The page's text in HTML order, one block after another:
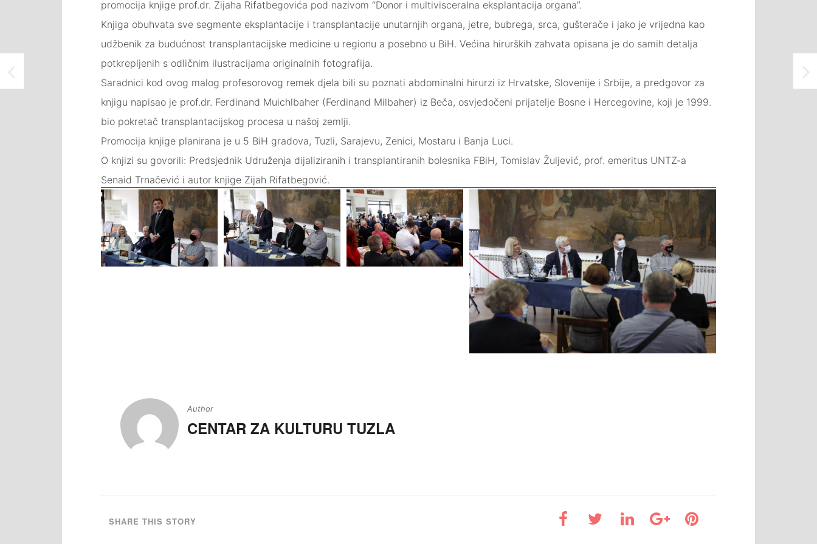
promocija knjige prof.dr. Zijaha Rifatbegovića pod nazivom “Donor i multivisceralna eksplantacija organa”.
Knjiga obuhvata sve segmente eksplantacije i transplantacije unutarnjih organa, jetre, bubrega, srca, gušterače i jako je vrijedna kao
udžbenik za budućnost transplantacijske medicine u regionu a posebno u BiH. Većina hirurških zahvata opisana je do samih detalja
potkrepljenih s odličnim ilustracijama originalnih fotografija.
Saradnici kod ovog malog profesorovog remek djela bili su poznati abdominalni hirurzi iz Hrvatske, Slovenije i Srbije, a predgovor za
knjigu napisao je prof.dr. Ferdinand Muichlbaher (Ferdinand Milbaher) iz Beča, osvjedočeni prijatelje Bosne i Hercegovine, koji je 1999.
bio pokretač transplantacijskog procesa u našoj zemlji.
Promocija knjige planirana je u 5 BiH gradova, Tuzli, Sarajevu, Zenici, Mostaru i Banja Luci.
O knjizi su govorili: Predsjednik Udruženja dijaliziranih i transplantiranih bolesnika FBiH, Tomislav Žuljević, prof. emeritus UNTZ-a
Senaid Trnačević i autor knjige Zijah Rifatbegović.
Author
CENTAR ZA KULTURU TUZLA
SHARE THIS STORY